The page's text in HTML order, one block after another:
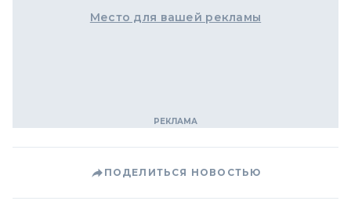
Место для вашей рекламы
ПОДЕЛИТЬСЯ НОВОСТЬЮ